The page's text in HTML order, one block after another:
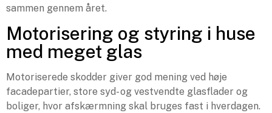
sammen gennem året.
Motorisering og styring i huse
med meget glas
Motoriserede skodder giver god mening ved høje
facadepartier, store syd- og vestvendte glasflader og
boliger, hvor afskærmning skal bruges fast i hverdagen.